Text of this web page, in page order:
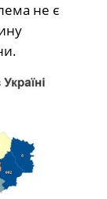
не є